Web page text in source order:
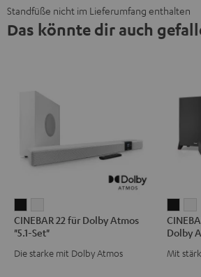
Standfüße nicht im Lieferumfang enthalten
Das könnte dir auch
22
für
Dolby
22
für
Dolby
CINEBAR 22 für Dolby Atmos
"5.1-Set"
Die starke mit Dolby Atmos
22
Dolby
Mit